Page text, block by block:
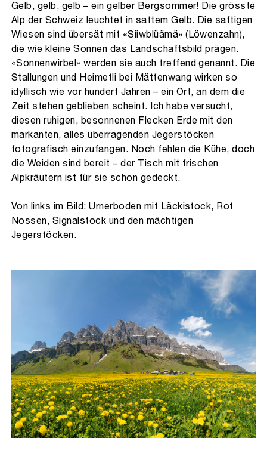
Gelb, gelb, gelb – ein gelber Bergsommer! Die grösste
Alp der Schweiz leuchtet in sattem Gelb. Die saftigen
Wiesen sind übersät mit «Siiwblüämä» (Löwenzahn),
die wie kleine Sonnen das Landschaftsbild prägen.
«Sonnenwirbel» werden sie auch treffend genannt. Die
Stallungen und Heimetli bei Mättenwang wirken so
idyllisch wie vor hundert Jahren – ein Ort, an dem die
Zeit stehen geblieben scheint. Ich habe versucht,
diesen ruhigen, besonnenen Flecken Erde mit den
markanten, alles überragenden Jegerstöcken
fotografisch einzufangen. Noch fehlen die Kühe, doch
die Weiden sind bereit – der Tisch mit frischen
Alpkräutern ist für sie schon gedeckt.
Von links im Bild: Urnerboden mit Läckistock, Rot
Nossen, Signalstock und den mächtigen
Jegerstöcken.